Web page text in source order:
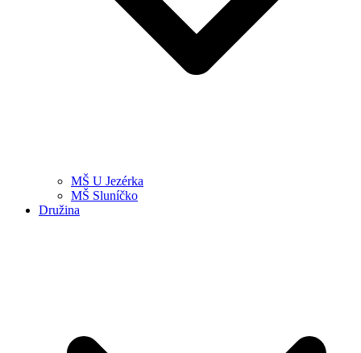
MŠ U Jezérka
MŠ Sluníčko
Družina